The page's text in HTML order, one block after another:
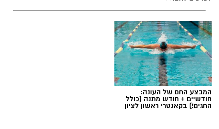
המבצע החם של העונה:
חודשיים + חודש מתנה (כולל
החגים!) בקאנטרי ראשון לציון